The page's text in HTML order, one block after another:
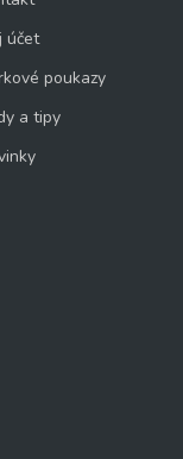
účet
poukazy
a tipy